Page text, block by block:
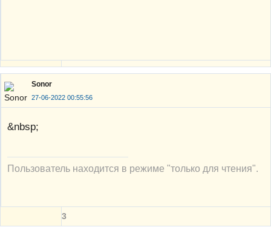
Sonor
27-06-2022 00:55:56
&nbsp;
Пользователь находится в режиме "только для чтения".
3